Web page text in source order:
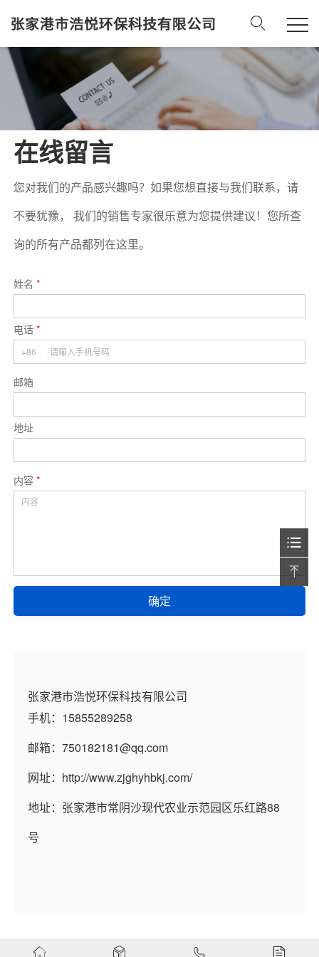
在线留言
您对我们的产品感兴趣吗？如果您想直接与我们联系，请
不要犹豫， 我们的销售专家很乐意为您提供建议！您所查
询的所有产品都列在这里。
姓名*
电话*
邮箱
地址
内容*
张家港市浩悦环保科技有限公司
手机：15855289258
邮箱：750182181@qq.com
网址：http://www.zjghyhbkj.com/
地址：张家港市常阴沙现代农业示范园区乐红路88
号